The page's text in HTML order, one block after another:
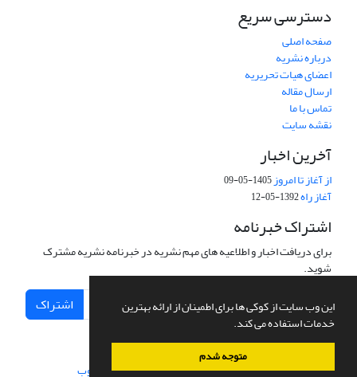
این وب سایت از کوکی ها برای اطمینان از ارائه بهترین
خدمات استفاده می کند.
متوجه شدم
دسترسی سریع
صفحه اصلی
درباره نشریه
اعضای هیات تحریریه
ارسال مقاله
تماس با ما
نقشه سایت
آخرین اخبار
از آغاز تا امروز1405-05-09
آغاز راه1392-05-12
اشتراک خبرنامه
برای دریافت اخبار و اطلاعیه های مهم نشریه در خبرنامه نشریه مشترک
شوید.
اشتراک
سامانه مدیریت نشریات علمی.طراحی و پیاده سازی از سیناوب